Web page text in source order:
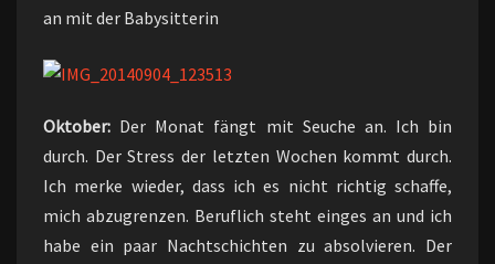
an mit der Babysitterin
Oktober: Der Monat fängt mit Seuche an. Ich bin
durch. Der Stress der letzten Wochen kommt durch.
Ich merke wieder, dass ich es nicht richtig schaffe,
mich abzugrenzen. Beruflich steht einges an und ich
habe ein paar Nachtschichten zu absolvieren. Der